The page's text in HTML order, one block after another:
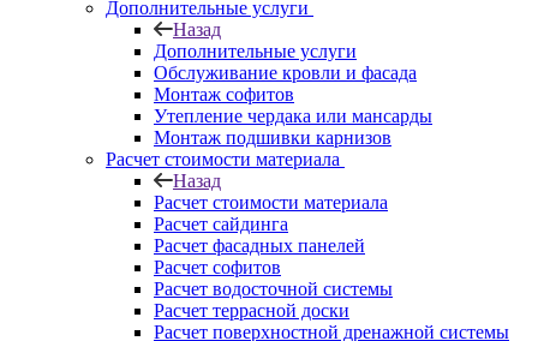
Дополнительные услуги
Назад
Дополнительные услуги
Обслуживание кровли и фасада
Монтаж софитов
Утепление чердака или мансарды
Монтаж подшивки карнизов
Расчет стоимости материала
Назад
Расчет стоимости материала
Расчет сайдинга
Расчет фасадных панелей
Расчет софитов
Расчет водосточной системы
Расчет террасной доски
Расчет поверхностной дренажной системы